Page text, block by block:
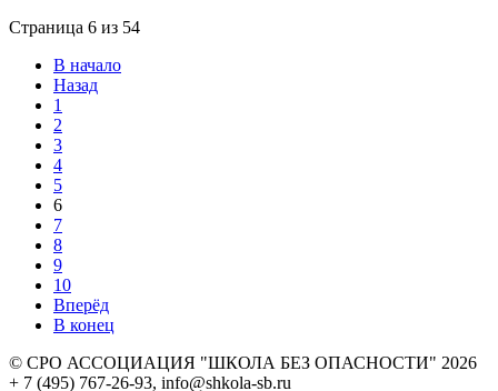
Страница 6 из 54
В начало
Назад
1
2
3
4
5
6
7
8
9
10
Вперёд
В конец
© СРО АССОЦИАЦИЯ "ШКОЛА БЕЗ ОПАСНОСТИ" 2026
+ 7 (495) 767-26-93, info@shkola-sb.ru